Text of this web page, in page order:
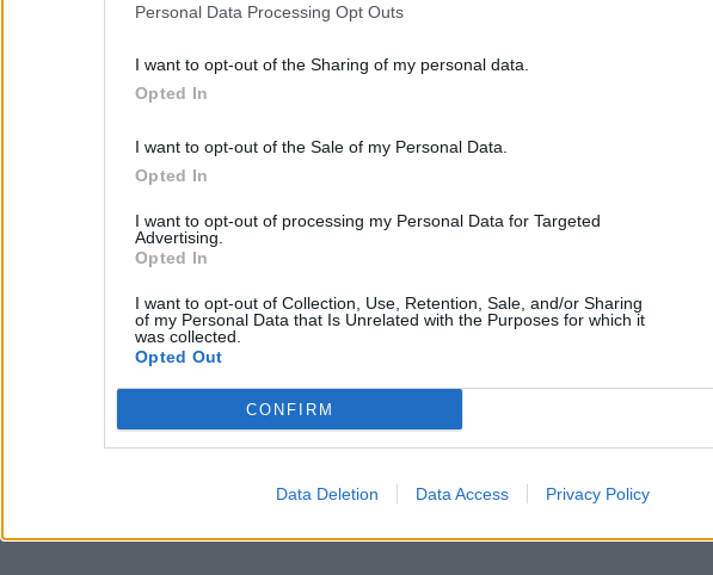
Personal Data Processing Opt Outs
I want to opt-out of the Sharing of my personal data.
Opted In
I want to opt-out of the Sale of my Personal Data.
Opted In
I want to opt-out of processing my Personal Data for Targeted
Advertising.
Opted In
I want to opt-out of Collection, Use, Retention, Sale, and/or Sharing
of my Personal Data that Is Unrelated with the Purposes for which it
was collected.
Opted Out
CONFIRM
Data Deletion Data Access Privacy Policy